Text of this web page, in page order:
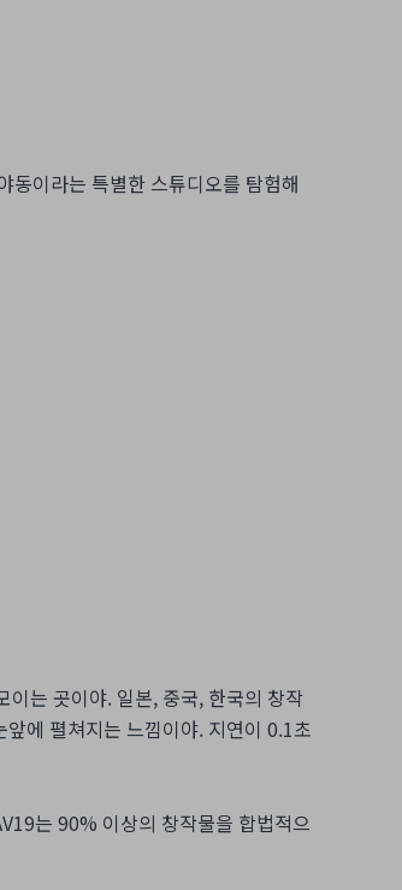
동이라는 특별한 스튜디오를 탐험해
는 곳이야. 일본, 중국, 한국의 창작
에 펼쳐지는 느낌이야. 지연이 0.1초
는 90% 이상의 창작물을 합법적으